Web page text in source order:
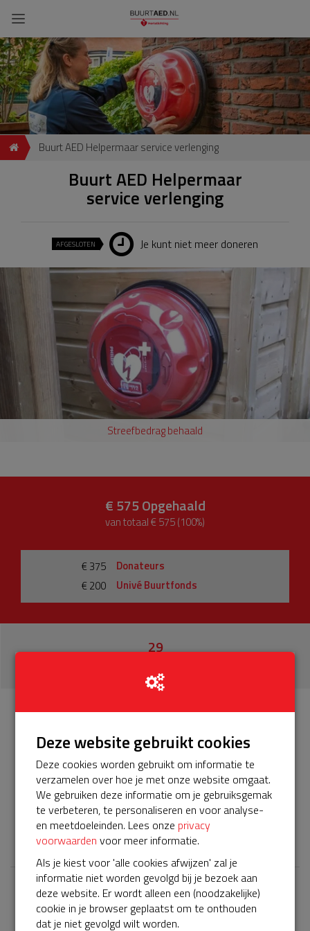
Buurt AED Helpermaar service verlenging
Buurt AED Helpermaar
service verlenging
AFGESLOTEN Je kunt niet meer doneren
Streefbedrag behaald
€ 575Opgehaald
van totaal € 575 (100%)
€ 375
Donateurs
€ 200
Univé Buurtfonds
29
Het servicepakket van onze BuurtAED verloopt bijna en
moet worden verlengd, zodat onze AED gebruiksklaar
blijft. Help je mee? Doneer voor ons servicepakket!
𝕏
Laatste donaties
Bekijk alle
Deze website gebruikt cookies
Deze cookies worden gebruikt om informatie te
verzamelen over hoe je met onze website omgaat.
We gebruiken deze informatie om je gebruiksgemak
te verbeteren, te personaliseren en voor analyse-
en meetdoeleinden. Lees onze privacy
voorwaarden voor meer informatie.
Als je kiest voor 'alle cookies afwijzen' zal je
informatie niet worden gevolgd bij je bezoek aan
deze website. Er wordt alleen een (noodzakelijke)
cookie in je browser geplaatst om te onthouden
dat je niet gevolgd wilt worden.